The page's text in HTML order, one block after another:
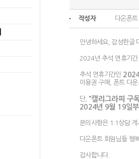
작성자 다온폰트
안녕하세요, 감성한글
2024년 추석 연휴기
추석 연휴기간인
이용권 구매, 폰트 다
단, "캘리그라피 구
2024년 9월 19일
문의사항은 1:1상담
다온폰트 회원님들 행
감사합니다.